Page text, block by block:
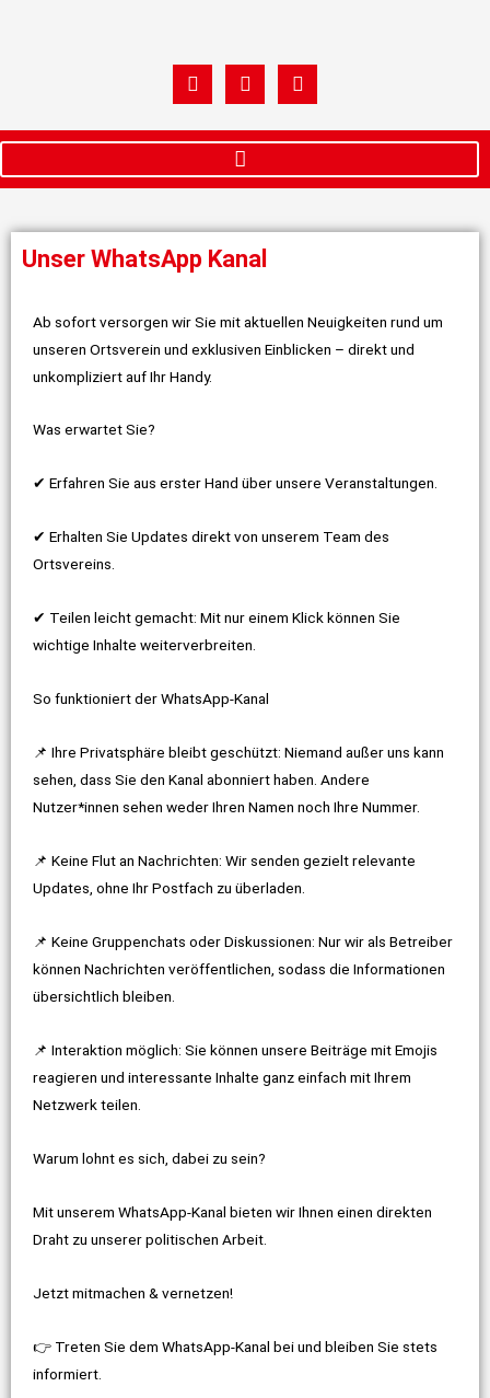
W
h
t
a
F
a
e
b
o
I
n
t
g
m
Unser WhatsApp Kanal
Ab sofort versorgen wir Sie mit aktuellen Neuigkeiten rund um
unseren Ortsverein und exklusiven Einblicken – direkt und
unkompliziert auf Ihr Handy.
Was erwartet Sie?
✔ Erfahren Sie aus erster Hand über unsere Veranstaltungen.
✔ Erhalten Sie Updates direkt von unserem Team des
Ortsvereins.
✔ Teilen leicht gemacht: Mit nur einem Klick können Sie
wichtige Inhalte weiterverbreiten.
So funktioniert der WhatsApp-Kanal
📌 Ihre Privatsphäre bleibt geschützt: Niemand außer uns kann
sehen, dass Sie den Kanal abonniert haben. Andere
Nutzer*innen sehen weder Ihren Namen noch Ihre Nummer.
📌 Keine Flut an Nachrichten: Wir senden gezielt relevante
Updates, ohne Ihr Postfach zu überladen.
📌 Keine Gruppenchats oder Diskussionen: Nur wir als Betreiber
können Nachrichten veröffentlichen, sodass die Informationen
übersichtlich bleiben.
📌 Interaktion möglich: Sie können unsere Beiträge mit Emojis
reagieren und interessante Inhalte ganz einfach mit Ihrem
Netzwerk teilen.
Warum lohnt es sich, dabei zu sein?
Mit unserem WhatsApp-Kanal bieten wir Ihnen einen direkten
Draht zu unserer politischen Arbeit.
Jetzt mitmachen & vernetzen!
👉 Treten Sie dem WhatsApp-Kanal bei und bleiben Sie stets
informiert.